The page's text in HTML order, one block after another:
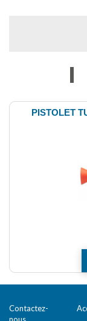
PISTOLET
Contactez-